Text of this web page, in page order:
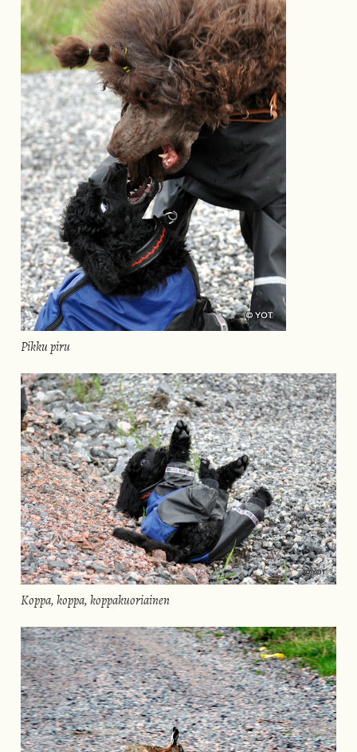
Pikku piru
Koppa, koppa, koppakuoriainen